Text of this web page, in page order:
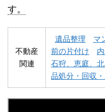
深川市不用品回収
す。
不動産
関連
遺品整理 マ
前の片付け
石狩、恵庭、
品処分・回収